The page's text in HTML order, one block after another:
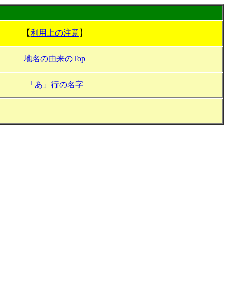
【利用上の注意】
地名の由来のTop
「あ」行の名字